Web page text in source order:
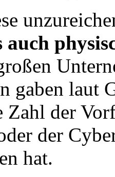
gaben laut
Zahl der
der
hat.